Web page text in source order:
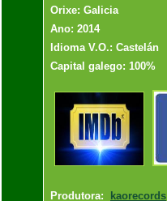
Orixe: Galicia
Ano: 2014
Idioma V.O.: Castelán
Capital galego: 100%
Produtora: kaorecords